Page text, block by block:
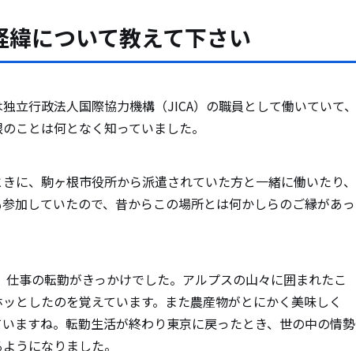
について教えて下さい
立行政法人国際協力機構（JICA）の職員として働いていて、
ことは何となく知っていました。
に、駒ヶ根市役所から派遣されていた方と一緒に働いたり、
加していたので、昔からこの場所とは何かしらのご縁があっ
事の転勤がきっかけでした。アルプスの山々に囲まれたこ
としたのを覚えています。また農産物がとにかく美味しく
ますね。転勤生活が終わり東京に戻ったとき、世の中の情勢
うになりました。